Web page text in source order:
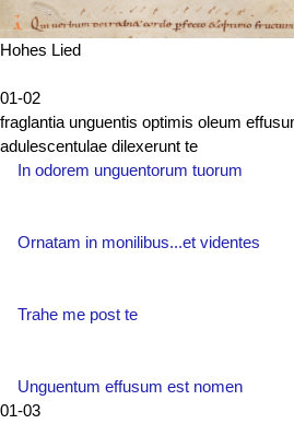
Hohes Lied
01-02
fraglantia unguentis optimis oleum
adulescentulae dilexerunt te
In odorem unguentorum tuorum
Ornatam in monilibus...et videntes
Trahe me post te
Unguentum effusum est nomen
01-03